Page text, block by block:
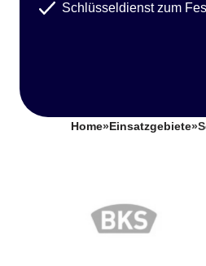
Schlüsseldienst zum
Home» Einsatzgebiete»